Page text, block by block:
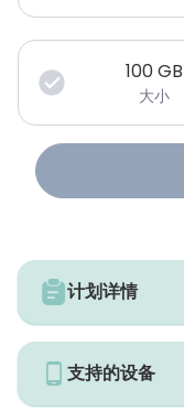
100GB
大小
计划详情
支持的设备